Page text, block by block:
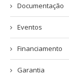
Documentação
Eventos
Financiamento
Garantia